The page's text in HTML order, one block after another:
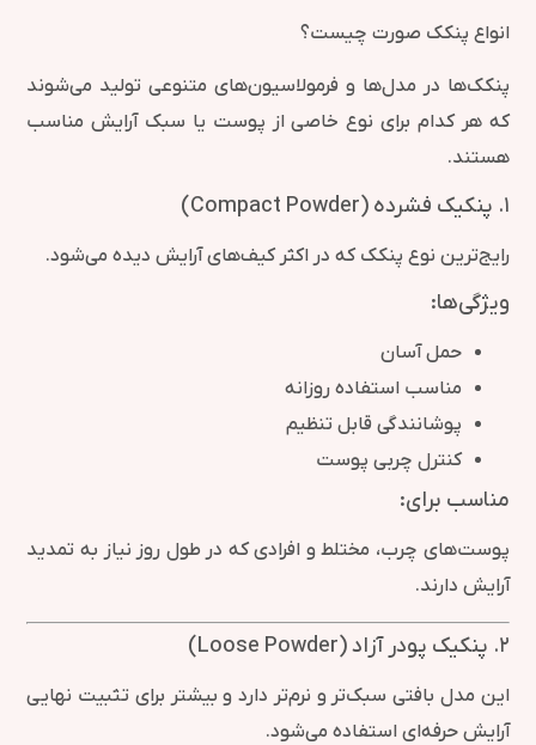
انواع پنکک صورت چیست؟
پنکک‌ها در مدل‌ها و فرمولاسیون‌های متنوعی تولید می‌شوند
که هر کدام برای نوع خاصی از پوست یا سبک آرایش مناسب
هستند.
۱. پنکیک فشرده (Compact Powder)
رایج‌ترین نوع پنکک که در اکثر کیف‌های آرایش دیده می‌شود.
ویژگی‌ها:
حمل آسان
مناسب استفاده روزانه
پوشانندگی قابل تنظیم
کنترل چربی پوست
مناسب برای:
پوست‌های چرب، مختلط و افرادی که در طول روز نیاز به تمدید
آرایش دارند.
۲. پنکیک پودر آزاد (Loose Powder)
این مدل بافتی سبک‌تر و نرم‌تر دارد و بیشتر برای تثبیت نهایی
آرایش حرفه‌ای استفاده می‌شود.